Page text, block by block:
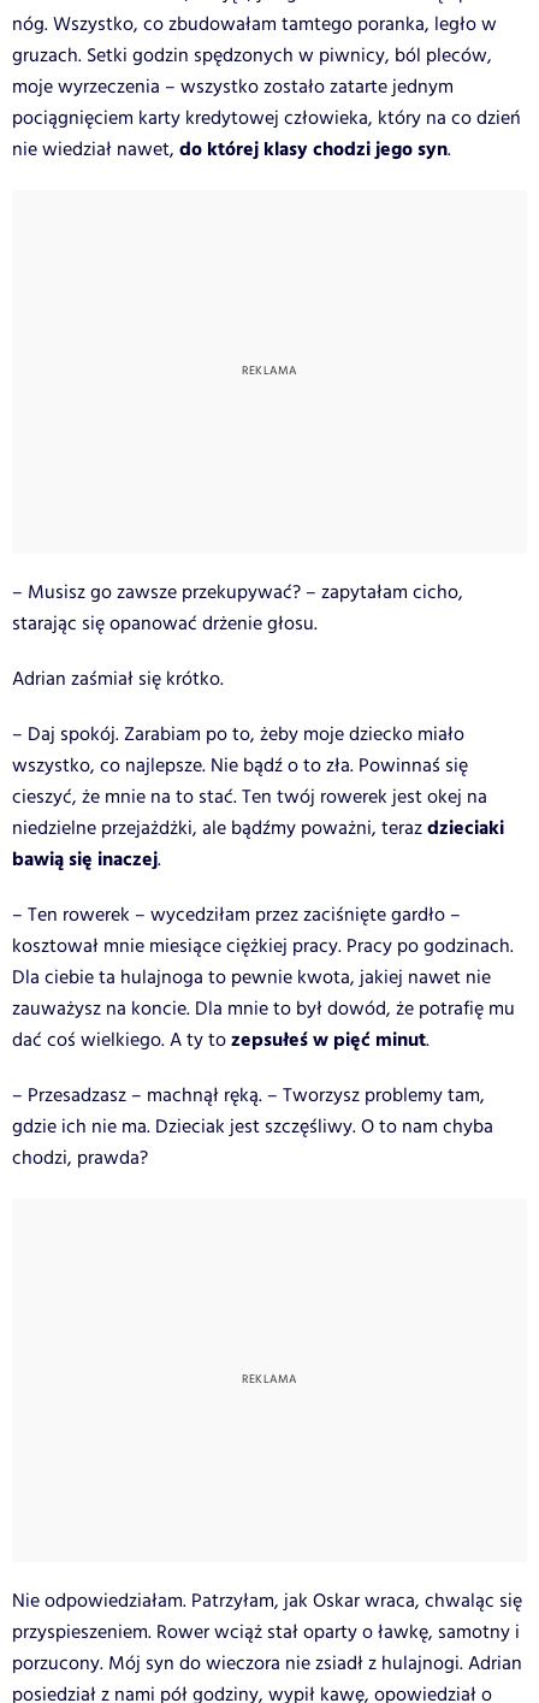
nóg. Wszystko, co zbudowałam tamtego poranka, legło w
gruzach. Setki godzin spędzonych w piwnicy, ból pleców,
moje wyrzeczenia – wszystko zostało zatarte jednym
pociągnięciem karty kredytowej człowieka, który na co dzień
nie wiedział nawet, do której klasy chodzi jego syn.
– Musisz go zawsze przekupywać? – zapytałam cicho,
starając się opanować drżenie głosu.
Adrian zaśmiał się krótko.
– Daj spokój. Zarabiam po to, żeby moje dziecko miało
wszystko, co najlepsze. Nie bądź o to zła. Powinnaś się
cieszyć, że mnie na to stać. Ten twój rowerek jest okej na
niedzielne przejażdżki, ale bądźmy poważni, terazdzieciaki
bawią się inaczej.
– Ten rowerek – wycedziłam przez zaciśnięte gardło –
kosztował mnie miesiące ciężkiej pracy. Pracy po godzinach.
Dla ciebie ta hulajnoga to pewnie kwota, jakiej nawet nie
zauważysz na koncie. Dla mnie to był dowód, że potrafię mu
dać coś wielkiego. A ty tozepsułeś w pięć minut.
– Przesadzasz – machnął ręką. – Tworzysz problemy tam,
gdzie ich nie ma. Dzieciak jest szczęśliwy. O to nam chyba
chodzi, prawda?
Nie odpowiedziałam. Patrzyłam, jak Oskar wraca, chwaląc się
przyspieszeniem. Rower wciąż stał oparty o ławkę, samotny i
porzucony. Mój syn do wieczora nie zsiadł z hulajnogi. Adrian
posiedział z nami pół godziny, wypił kawę, opowiedział o